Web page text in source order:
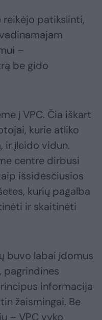
reikėjo patikslinti,
–
be gido
į VPC. Čia iškart
kurie atliko
ir įleido vidun.
centre dirbusi
išsidėsčiusios
kurių pagalba
ir skaitinėti
buvo labai įdomus
pagrindines
informacija
žaismingai. Be
– VPC vyko